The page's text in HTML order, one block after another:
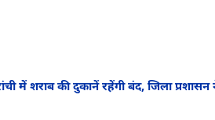
में शराब की दुकानें रहेंगी बंद, जिला